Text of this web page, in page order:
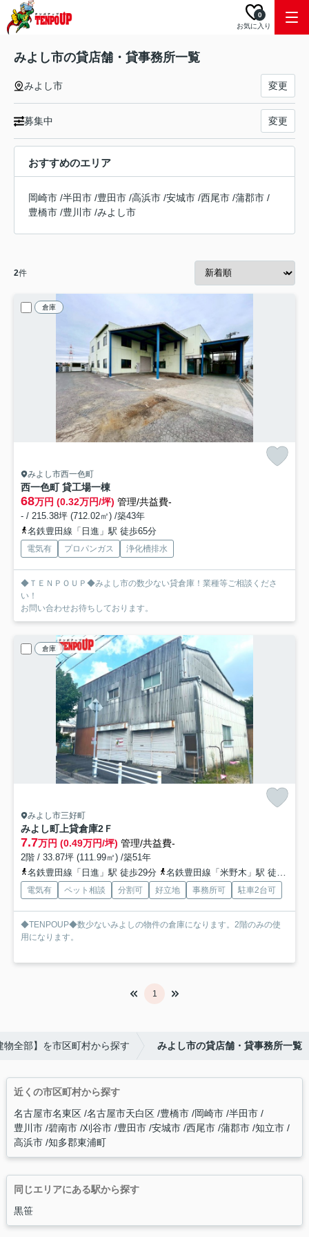
お気に入り
0
みよし市の貸店舗・貸事務所一覧
みよし市 変更
募集中 変更
おすすめのエリア
岡崎市 /半田市 /豊田市 /高浜市 /安城市 /西尾市 /蒲郡市 /
豊橋市 /豊川市 /みよし市
2件
倉庫
みよし市西一色町
西一色町 貸工場一棟
68万円 (0.32万円/坪) 管理/共益費-
- / 215.38坪 (712.02㎡) /築43年
名鉄豊田線「日進」駅 徒歩65分
電気有 プロパンガス 浄化槽排水
◆ＴＥＮＰＯＵＰ◆みよし市の数少ない貸倉庫！業種等ご相談くださ
い！
お問い合わせお待ちしております。
倉庫
みよし市三好町
みよし町上貸倉庫2Ｆ
7.7万円 (0.49万円/坪) 管理/共益費-
2階 / 33.87坪 (111.99㎡) /築51年
名鉄豊田線「日進」駅 徒歩29分
名鉄豊田線「米野木」駅 徒歩58分
電気有 ペット相談 分割可 好立地 事務所可 駐車2台可
◆TENPOUP◆数少ないみよしの物件の倉庫になります。2階のみの使
用になります。
1
物全部】を市区町村から探す みよし市の貸店舗・貸事務所一覧
近くの市区町村から探す
名古屋市名東区 名古屋市天白区 豊橋市 岡崎市 半田市
豊川市 碧南市 刈谷市 豊田市 安城市 西尾市 蒲郡市 知立市
高浜市 知多郡東浦町
同じエリアにある駅から探す
黒笹